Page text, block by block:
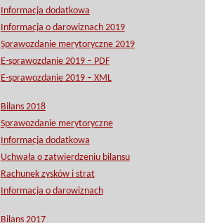
Informacja dodatkowa
Informacja o darowiznach 2019
Sprawozdanie merytoryczne 2019
E-sprawozdanie 2019 – PDF
E-sprawozdanie 2019 – XML
Bilans 2018
Sprawozdanie merytoryczne
Informacja dodatkowa
Uchwała o zatwierdzeniu bilansu
Rachunek zysków i strat
Informacja o darowiznach
Bilans 2017